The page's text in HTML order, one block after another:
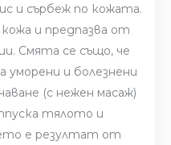
и сърбеж по кожата.
и предпазва от
Смята се също, че
уморени и болезнени
(с нежен масаж)
тялото и
е резултат от